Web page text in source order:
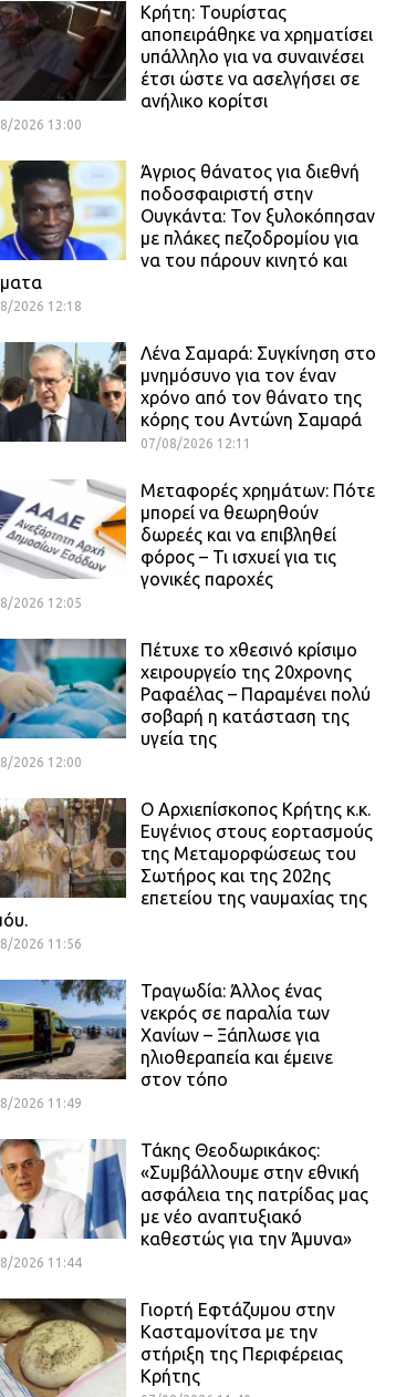
Κρήτη: Τουρίστας
αποπειράθηκε να χρηματίσει
υπάλληλο για να συναινέσει
έτσι ώστε να ασελγήσει σε
ανήλικο κορίτσι
2026 13:00
Άγριος θάνατος για διεθνή
ποδοσφαιριστή στην
Ουγκάντα: Τον ξυλοκόπησαν
με πλάκες πεζοδρομίου για
να του πάρουν κινητό και
2026 12:18
Λένα Σαμαρά: Συγκίνηση στο
μνημόσυνο για τον έναν
χρόνο από τον θάνατο της
κόρης του Αντώνη Σαμαρά
07/08/2026 12:11
Μεταφορές χρημάτων: Πότε
μπορεί να θεωρηθούν
δωρεές και να επιβληθεί
φόρος – Τι ισχυεί για τις
γονικές παροχές
2026 12:05
Πέτυχε το χθεσινό κρίσιμο
χειρουργείο της 20χρονης
Ραφαέλας – Παραμένει πολύ
σοβαρή η κατάσταση της
υγεία της
2026 12:00
Ο Αρχιεπίσκοπος Κρήτης κ.κ.
Ευγένιος στους εορτασμούς
της Μεταμορφώσεως του
Σωτήρος και της 202ης
επετείου της ναυμαχίας της
2026 11:56
Τραγωδία: Άλλος ένας
νεκρός σε παραλία των
Χανίων – Ξάπλωσε για
ηλιοθεραπεία και έμεινε
στον τόπο
2026 11:49
Τάκης Θεοδωρικάκος:
«Συμβάλλουμε στην εθνική
ασφάλεια της πατρίδας μας
με νέο αναπτυξιακό
καθεστώς για την Άμυνα»
2026 11:44
Γιορτή Εφτάζυμου στην
Κασταμονίτσα με την
στήριξη της Περιφέρειας
Κρήτης